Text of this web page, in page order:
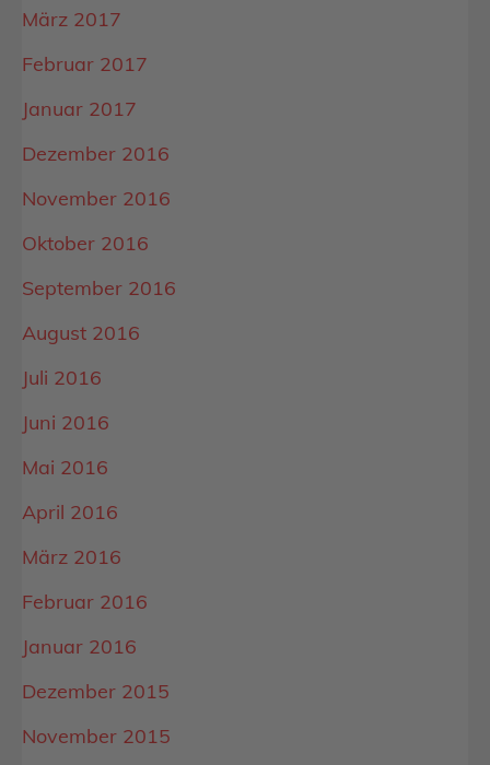
März 2017
Februar 2017
Januar 2017
Dezember 2016
November 2016
Oktober 2016
September 2016
August 2016
Juli 2016
Juni 2016
Mai 2016
April 2016
März 2016
Februar 2016
Januar 2016
Dezember 2015
November 2015